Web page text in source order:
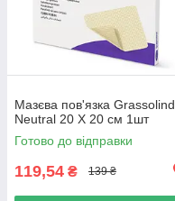
Мазєва пов'язка Grassolind
Neutral 20 Х 20 см 1шт
Готово до відправки
119,54 ₴ 139 ₴